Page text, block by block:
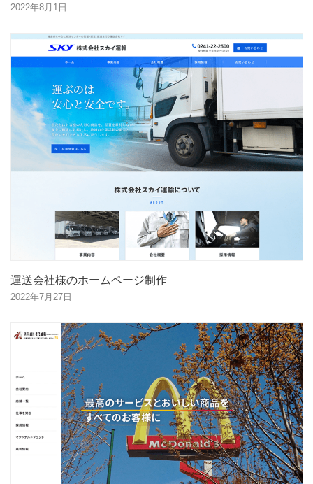
2022年8月1日
運送会社様のホームページ制作
2022年7月27日